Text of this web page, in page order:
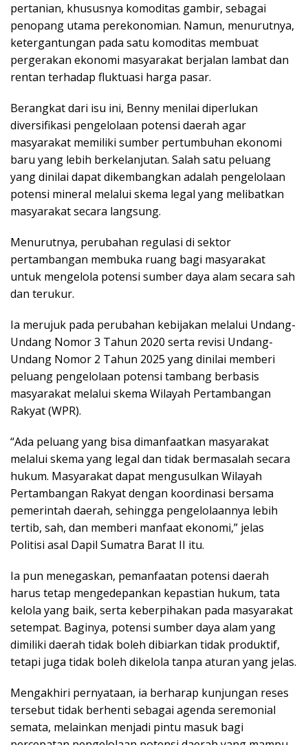
pertanian, khususnya komoditas gambir, sebagai
penopang utama perekonomian. Namun, menurutnya,
ketergantungan pada satu komoditas membuat
pergerakan ekonomi masyarakat berjalan lambat dan
rentan terhadap fluktuasi harga pasar.
Berangkat dari isu ini, Benny menilai diperlukan
diversifikasi pengelolaan potensi daerah agar
masyarakat memiliki sumber pertumbuhan ekonomi
baru yang lebih berkelanjutan. Salah satu peluang
yang dinilai dapat dikembangkan adalah pengelolaan
potensi mineral melalui skema legal yang melibatkan
masyarakat secara langsung.
Menurutnya, perubahan regulasi di sektor
pertambangan membuka ruang bagi masyarakat
untuk mengelola potensi sumber daya alam secara sah
dan terukur.
Ia merujuk pada perubahan kebijakan melalui Undang-
Undang Nomor 3 Tahun 2020 serta revisi Undang-
Undang Nomor 2 Tahun 2025 yang dinilai memberi
peluang pengelolaan potensi tambang berbasis
masyarakat melalui skema Wilayah Pertambangan
Rakyat (WPR).
“Ada peluang yang bisa dimanfaatkan masyarakat
melalui skema yang legal dan tidak bermasalah secara
hukum. Masyarakat dapat mengusulkan Wilayah
Pertambangan Rakyat dengan koordinasi bersama
pemerintah daerah, sehingga pengelolaannya lebih
tertib, sah, dan memberi manfaat ekonomi,” jelas
Politisi asal Dapil Sumatra Barat II itu.
Ia pun menegaskan, pemanfaatan potensi daerah
harus tetap mengedepankan kepastian hukum, tata
kelola yang baik, serta keberpihakan pada masyarakat
setempat. Baginya, potensi sumber daya alam yang
dimiliki daerah tidak boleh dibiarkan tidak produktif,
tetapi juga tidak boleh dikelola tanpa aturan yang jelas.
Mengakhiri pernyataan, ia berharap kunjungan reses
tersebut tidak berhenti sebagai agenda seremonial
semata, melainkan menjadi pintu masuk bagi